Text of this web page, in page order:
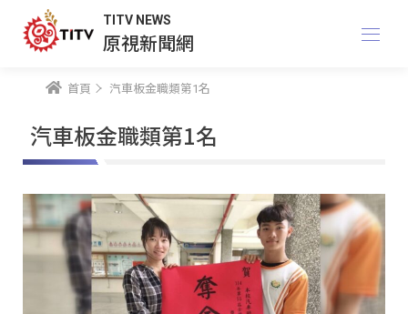
TITV NEWS
原視新聞網
首頁 汽車板金職類第1名
汽車板金職類第1名